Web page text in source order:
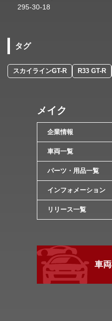
295-30-18
タグ
スカイラインGT-R R33 GT-R
メイク
企業情報
車両一覧
パーツ・用品一覧
インフォメーション
リリース一覧
車